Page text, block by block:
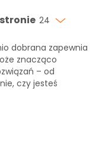
24
dobrana zapewnia
znacząco
– od
czy jesteś